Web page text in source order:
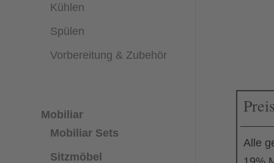
Kühlen
Spülen
Vorbereitung & Zubehör
Mobiliar
Mobiliar Sets
Sitzmöbel
Alle